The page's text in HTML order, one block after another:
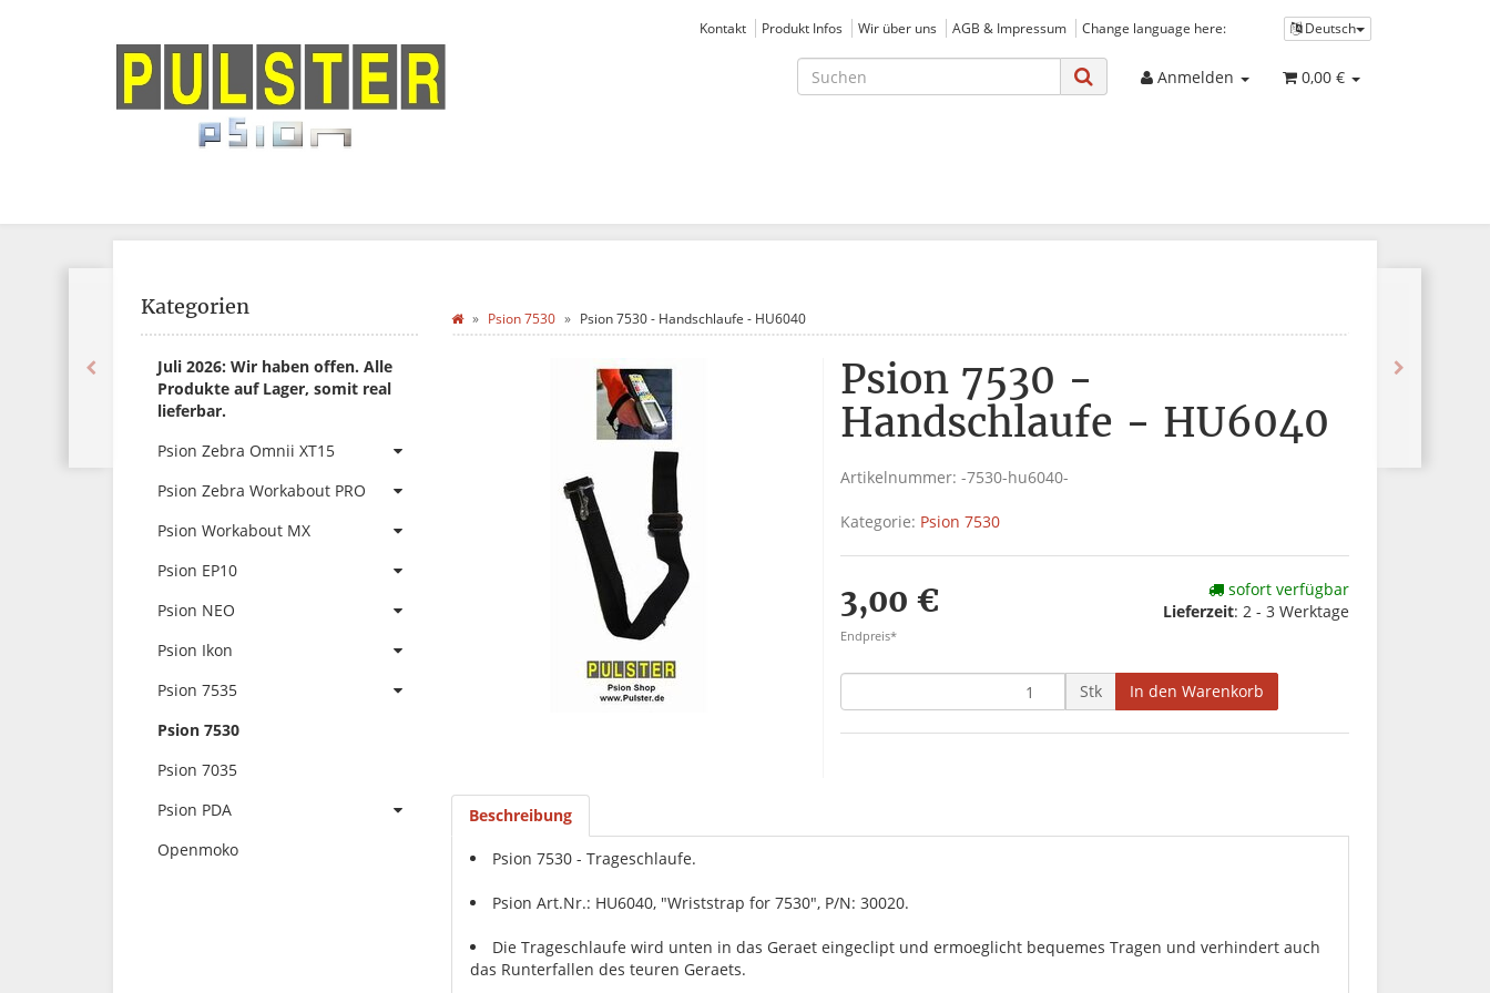
Deutsch
Kontakt Produkt Infos Wir über uns AGB & Impressum Change language here:
Anmelden 0,00 €
Psion 7530 Psion 7530 - Handschlaufe - HU6040
Psion 7530 -
Handschlaufe - HU6040
Artikelnummer: -7530-hu6040-
Kategorie: Psion 7530
3,00 €
Endpreis*
sofort verfügbar
Lieferzeit: 2 - 3 Werktage
Stk In den Warenkorb
Beschreibung
Psion 7530 - Trageschlaufe.
Psion Art.Nr.: HU6040, "Wriststrap for 7530", P/N: 30020.
Die Trageschlaufe wird unten in das Geraet eingeclipt und ermoeglicht bequemes Tragen und verhindert auch
das Runterfallen des teuren Geraets.
Kategorien
Juli 2026: Wir haben offen. Alle
Produkte auf Lager, somit real
lieferbar.
Psion Zebra Omnii XT15
Psion Zebra Workabout PRO
Psion Workabout MX
Psion EP10
Psion NEO
Psion Ikon
Psion 7535
Psion 7530
Psion 7035
Psion PDA
Openmoko